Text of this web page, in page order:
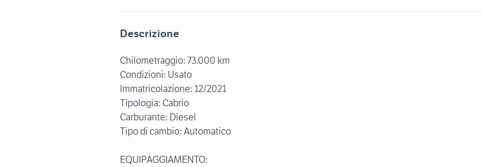
Descrizione
Chilometraggio: 73.000 km
Condizioni: Usato
Immatricolazione: 12/2021
Tipologia: Cabrio
Carburante: Diesel
Tipo di cambio: Automatico
EQUIPAGGIAMENTO: